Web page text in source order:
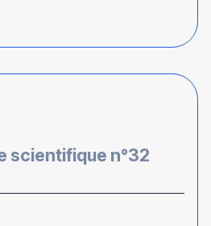
scientifique n°32